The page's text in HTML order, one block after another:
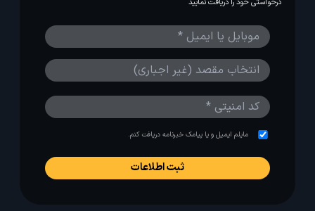
درخواستی خود را دریافت نمایید
مایلم ایمیل و یا پیامک خبرنامه دریافت کنم.